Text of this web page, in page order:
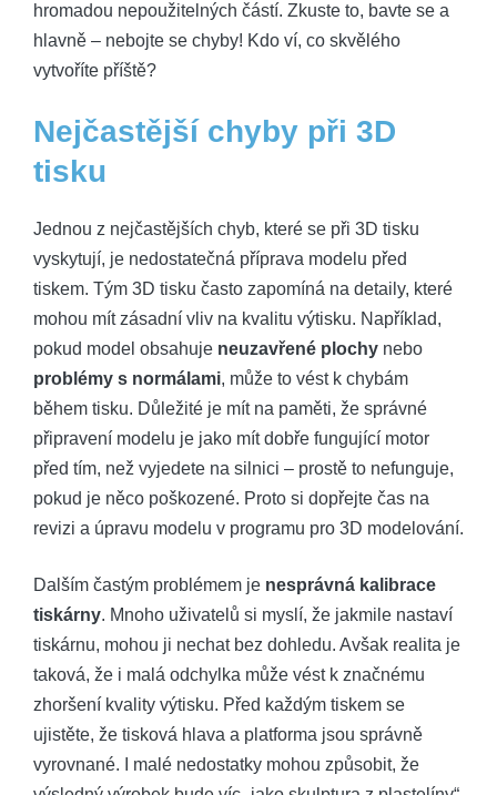
hromadou nepoužitelných částí. Zkuste to, bavte se a
hlavně – nebojte se chyby! Kdo ví, co skvělého
vytvoříte příště?
Nejčastější chyby při 3D
tisku
Jednou z nejčastějších chyb, které se při 3D tisku
vyskytují, je nedostatečná příprava modelu před
tiskem. Tým 3D tisku často zapomíná na detaily, které
mohou mít zásadní vliv na kvalitu výtisku. Například,
pokud model obsahuje neuzavřené plochy nebo
problémy s normálami, může to vést k chybám
během tisku. Důležité je mít na paměti, že správné
připravení modelu je jako mít dobře fungující motor
před tím, než vyjedete na silnici – prostě to nefunguje,
pokud je něco poškozené. Proto si dopřejte čas na
revizi a úpravu modelu v programu pro 3D modelování.
Dalším častým problémem je nesprávná kalibrace
tiskárny. Mnoho uživatelů si myslí, že jakmile nastaví
tiskárnu, mohou ji nechat bez dohledu. Avšak realita je
taková, že i malá odchylka může vést k značnému
zhoršení kvality výtisku. Před každým tiskem se
ujistěte, že tisková hlava a platforma jsou správně
vyrovnané. I malé nedostatky mohou způsobit, že